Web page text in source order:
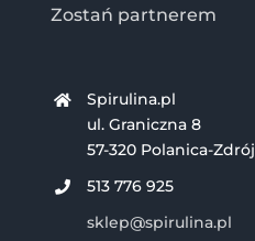
Zostań partnerem
Spirulina.pl
ul. Graniczna 8
57-320 Polanica-Zdrój
513 776 925
sklep@spirulina.pl